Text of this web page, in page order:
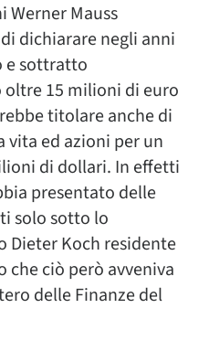
Werner Mauss
dichiarare negli anni
e sottratto
15 milioni di euro
titolare anche di
vita ed azioni per un
di dollari. In effetti
presentato delle
solo sotto lo
Koch residente
che ciò però avveniva
delle Finanze del